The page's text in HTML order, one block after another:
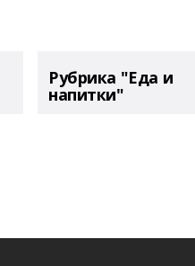
Рубрика "Еда и
напитки"